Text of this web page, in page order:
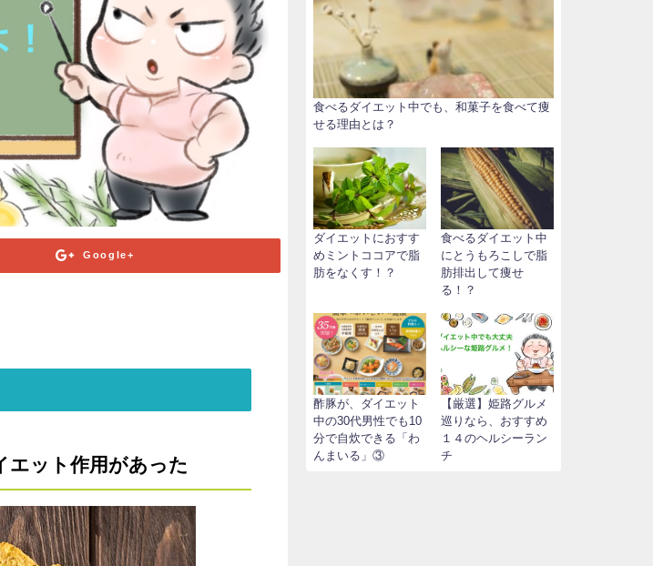
Google+
エット作用があった
食べるダイエット中でも、和菓子を食べて痩
せる理由とは？
ダイエットにおすす
めミントココアで脂
肪をなくす！？
食べるダイエット中
にとうもろこしで脂
肪排出して痩せ
る！？
酢豚が、ダイエット
中の30代男性でも10
分で自炊できる「わ
んまいる」③
【厳選】姫路グルメ
巡りなら、おすすめ
１４のヘルシーラン
チ